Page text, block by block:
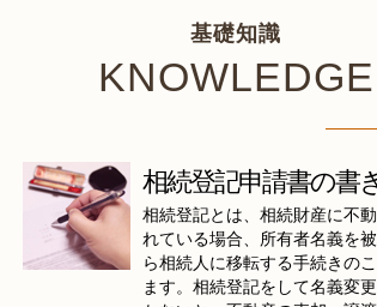
基礎知識
KNOWLEDGE
相続登記申請書の書
相続登記とは、相続財産に不
れている場合、所有者名義を
ら相続人に移転する手続きの
ます。相続登記をして名義変